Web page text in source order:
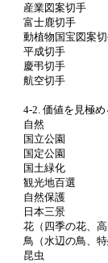
産業図案切手
富士鹿切手
動植物国宝図案
平成切手
慶弔切手
航空切手
4-2. 価値を見極
自然
国立公園
国定公園
国土緑化
観光地百選
自然保護
日本三景
花（四季の花、高
鳥（水辺の鳥、特
昆虫